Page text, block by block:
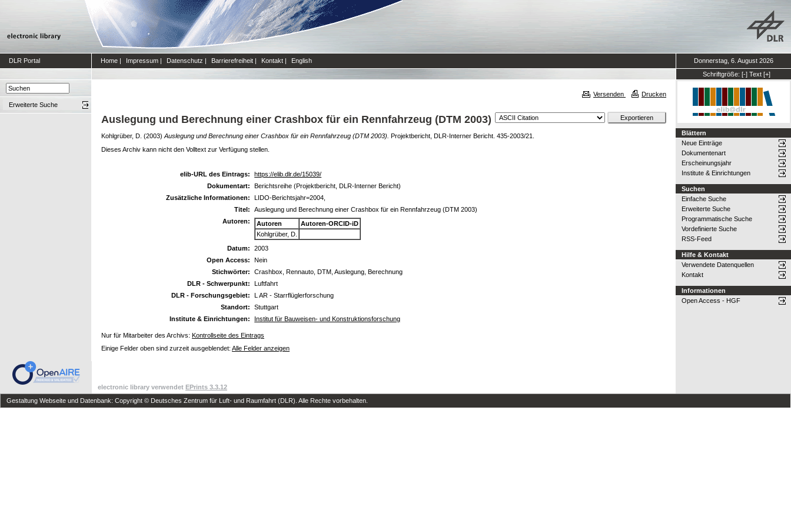
DLR Portal Home | Impressum | Datenschutz | Barrierefreiheit | Kontakt | English
Donnerstag, 6. August 2026
Schriftgröße: [-] Text [+]
Erweiterte Suche
Versenden Drucken
Auslegung und Berechnung einer Crashbox für ein Rennfahrzeug (DTM 2003)
Kohlgrüber, D. (2003) Auslegung und Berechnung einer Crashbox für ein Rennfahrzeug (DTM 2003). Projektbericht, DLR-Interner Bericht. 435-2003/21.
Dieses Archiv kann nicht den Volltext zur Verfügung stellen.
elib-URL des Eintrags:
https://elib.dlr.de/15039/
Dokumentart:
Berichtsreihe (Projektbericht, DLR-Interner Bericht)
Zusätzliche Informationen:
LIDO-Berichtsjahr=2004,
Titel:
Auslegung und Berechnung einer Crashbox für ein Rennfahrzeug (DTM 2003)
Autoren:
Autoren
Autoren-ORCID-iD
Kohlgrüber, D.
Datum:
2003
Open Access:
Nein
Stichwörter:
Crashbox, Rennauto, DTM, Auslegung, Berechnung
DLR - Schwerpunkt:
Luftfahrt
DLR - Forschungsgebiet:
L AR - Starrflüglerforschung
Standort:
Stuttgart
Institute & Einrichtungen:
Institut für Bauweisen- und Konstruktionsforschung
Nur für Mitarbeiter des Archivs: Kontrollseite des Eintrags
Einige Felder oben sind zurzeit ausgeblendet: Alle Felder anzeigen
Blättern
Neue Einträge
Dokumentenart
Erscheinungsjahr
Institute & Einrichtungen
Suchen
Einfache Suche
Erweiterte Suche
Programmatische Suche
Vordefinierte Suche
RSS-Feed
Hilfe & Kontakt
Verwendete Datenquellen
Kontakt
Informationen
Open Access - HGF
electronic library verwendet EPrints 3.3.12
Gestaltung Webseite und Datenbank: Copyright © Deutsches Zentrum für Luft- und Raumfahrt (DLR). Alle Rechte vorbehalten.